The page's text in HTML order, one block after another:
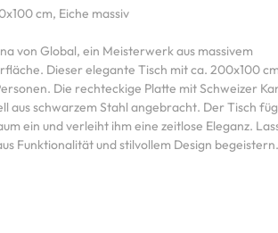
cm, Eiche massiv
von Global, ein Meisterwerk aus massivem
Dieser elegante Tisch mit ca. 200x100 cm
Die rechteckige Platte mit Schweizer
aus schwarzem Stahl angebracht. Der Tisch
ein und verleiht ihm eine zeitlose Eleganz.
Funktionalität und stilvollem Design begeistern.